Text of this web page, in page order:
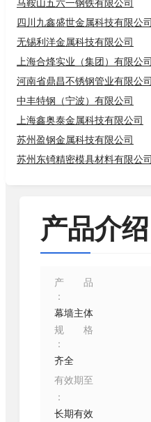
马鞍山五六一钢铁有限公司
四川九鑫盛世金属科技有限公司
无锡利洋金属科技有限公司
上海合烽实业（集团）有限公司
河南省鼎昌不锈钢管业有限公司
中丰特钢（宁波）有限公司
上海鑫奥泰金属科技有限公司
苏州盈钢金属科技有限公司
苏州东锜精密模具材料有限公司
产品介绍
产品
：
幕墙主体
规格
：
齐全
有效期至
：
长期有效